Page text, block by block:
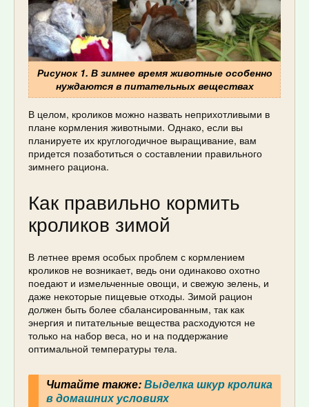
Рисунок 1. В зимнее время животные особенно
нуждаются в питательных веществах
В целом, кроликов можно назвать неприхотливыми в
плане кормления животными. Однако, если вы
планируете их круглогодичное выращивание, вам
придется позаботиться о составлении правильного
зимнего рациона.
Как правильно кормить
кроликов зимой
В летнее время особых проблем с кормлением
кроликов не возникает, ведь они одинаково охотно
поедают и измельченные овощи, и свежую зелень, и
даже некоторые пищевые отходы. Зимой рацион
должен быть более сбалансированным, так как
энергия и питательные вещества расходуются не
только на набор веса, но и на поддержание
оптимальной температуры тела.
Читайте также:Выделка шкур кролика
в домашних условиях